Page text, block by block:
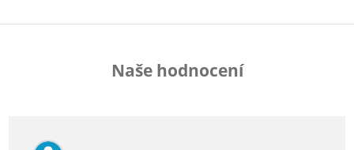
Naše hodnocení